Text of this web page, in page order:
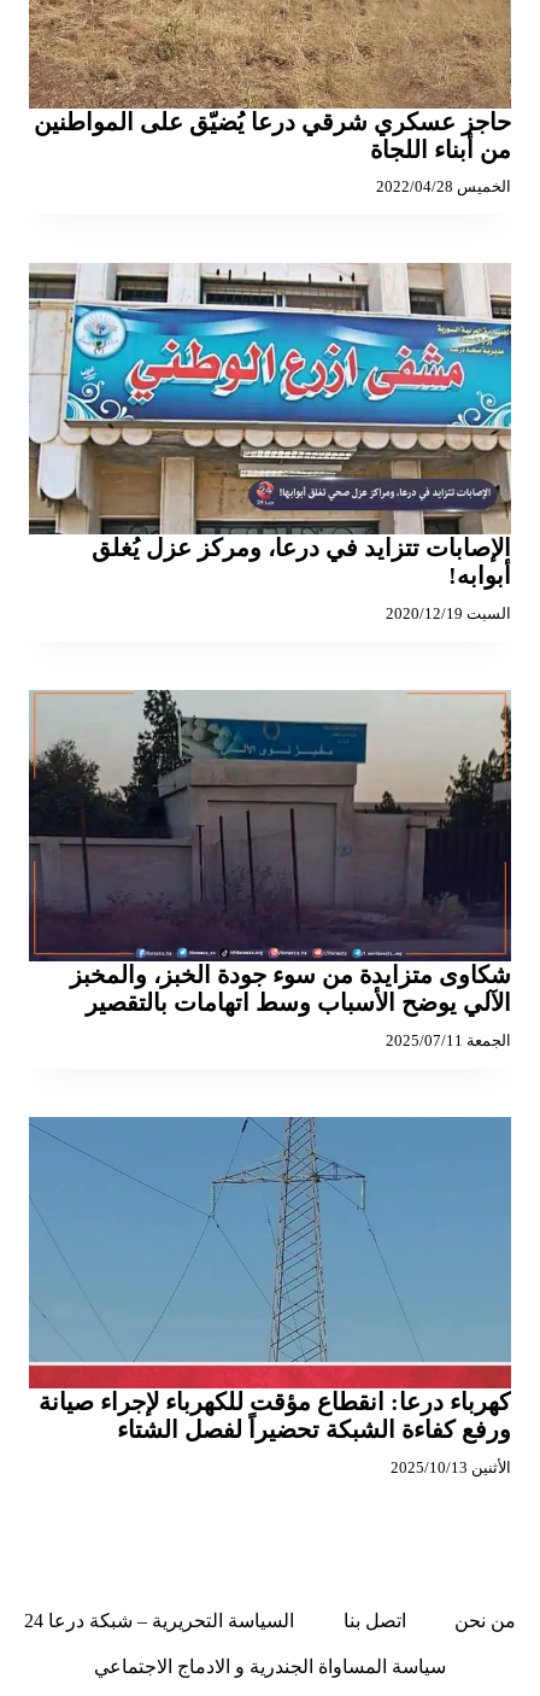
حاجز عسكري شرقي درعا يُضيّق على المواطنين
من أبناء اللجاة
الخميس 2022/04/28
الإصابات تتزايد في درعا، ومركز عزل يُغلق
أبوابه!
السبت 2020/12/19
شكاوى متزايدة من سوء جودة الخبز، والمخبز
الآلي يوضح الأسباب وسط اتهامات بالتقصير
الجمعة 2025/07/11
كهرباء درعا: انقطاع مؤقت للكهرباء لإجراء صيانة
ورفع كفاءة الشبكة تحضيراً لفصل الشتاء
الأثنين 2025/10/13
من نحن اتصل بنا السياسة التحريرية – شبكة درعا 24
سياسة المساواة الجندرية و الادماج الاجتماعي